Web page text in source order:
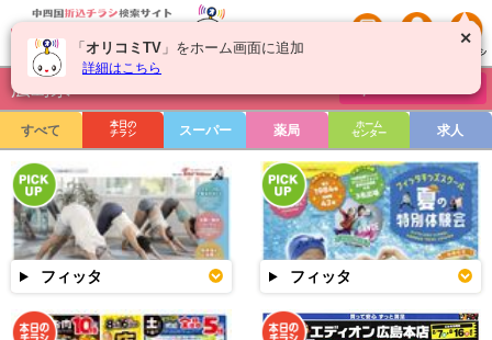
広島県
すべて
本日の
チラシ
スーパー 薬局
ホーム
センター
求人
フィッタ フィッタ
✕
「 オリコミTV 」をホーム画面に追加
詳細はこちら